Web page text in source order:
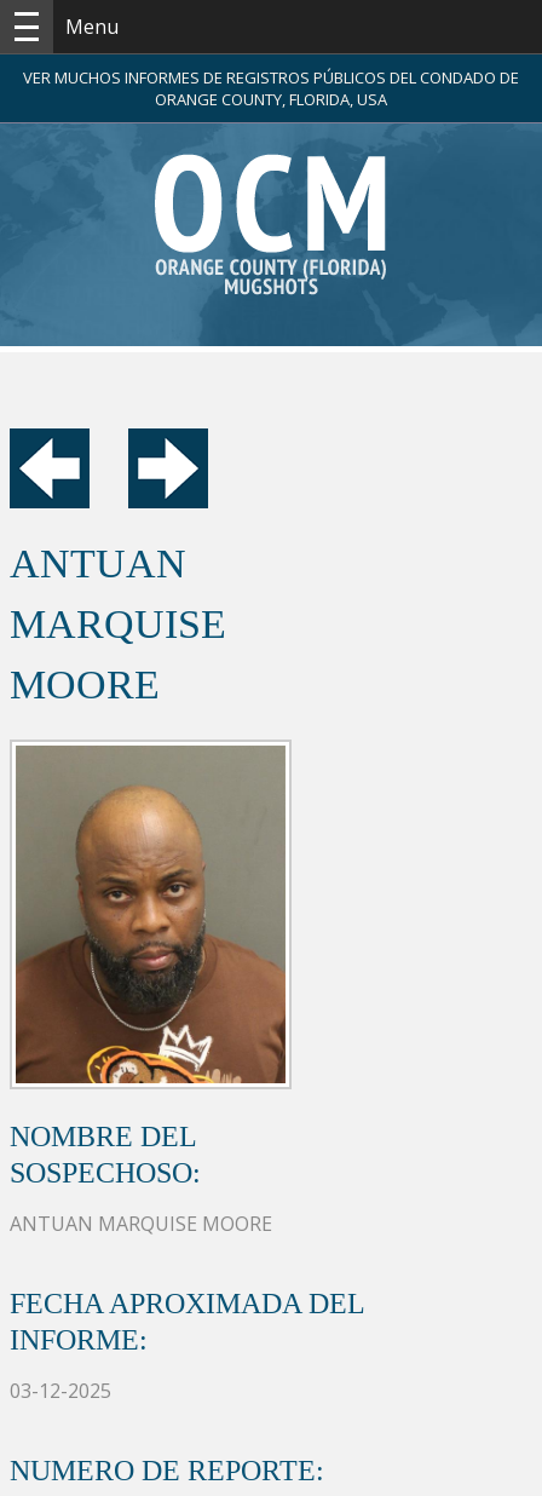
Menu
VER MUCHOS INFORMES DE REGISTROS PÚBLICOS DEL CONDADO DE
ORANGE COUNTY, FLORIDA, USA
ANTUAN
MARQUISE
MOORE
NOMBRE DEL
SOSPECHOSO:
ANTUAN MARQUISE MOORE
FECHA APROXIMADA DEL
INFORME:
03-12-2025
NUMERO DE REPORTE: